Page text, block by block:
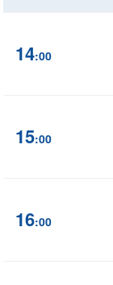
14:00
15:00
16:00